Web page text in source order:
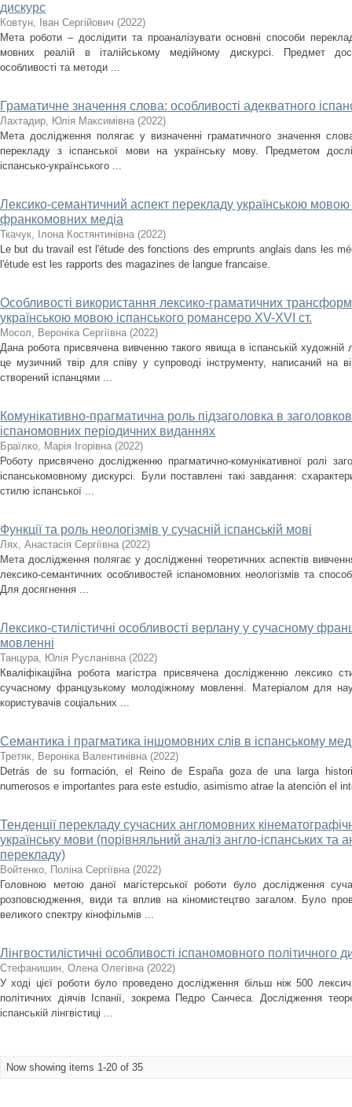
дискурс
Ковтун, Іван Сергійович (2022)
Мета роботи – дослідити та проаналізувати основні способи
мовних реалій в італійському медійному дискурсі. Предмет
особливості та методи ...
Граматичне значення слова: особливості адекватного
Лахтадир, Юлія Максимівна (2022)
Мета дослідження полягає у визначенні граматичного значення
перекладу з іспанської мови на українську мову. Предметом
іспансько-українського ...
Лексико-семантичний аспект перекладу українською мовою
франкомовних медіа
Ткачук, Ілона Костянтинівна (2022)
Le but du travail est l'étude des fonctions des emprunts anglais dans les
l'étude est les rapports des magazines de langue francaise.
Особливості використання лексико-граматичних
українською мовою іспанського романсеро XV-XVI ст.
Мосол, Вероніка Сергіївна (2022)
Дана робота присвячена вивченню такого явища в іспанській художній
це музичний твір для співу у супроводі інструменту, написаний на
створений іспанцями ...
Комунікативно-прагматична роль підзаголовка в
іспаномовних періодичних виданнях
Браїлко, Марія Ігорівна (2022)
Роботу присвячено дослідженню прагматично-комунікативної ролі
іспанськомовному дискурсі. Були поставлені такі завдання:
стилю іспанської ...
Функції та роль неологізмів у сучасній іспанській мові
Лях, Анастасія Сергіївна (2022)
Мета дослідження полягає у дослідженні теоретичних аспектів
лексико-семантичних особливостей іспаномовних неологізмів та
Для досягнення ...
Лексико-стилістичні особливості верлану у сучасному
мовленні
Танцура, Юлія Русланівна (2022)
Кваліфікаційна робота магістра присвячена дослідженню лексико
сучасному французькому молодіжному мовленні. Матеріалом для
користувачів соціальних ...
Семантика і прагматика іншомовних слів в іспанському
Третяк, Вероніка Валентинівна (2022)
Detrás de su formación, el Reino de España goza de una larga
numerosos e importantes para este estudio, asimismo atrae la atención el
Тенденції перекладу сучасних англомовних
українську мови (порівняльний аналіз англо-іспанських та
перекладу)
Войтенко, Поліна Сергіївна (2022)
Головною метою даної магістерської роботи було дослідження
розповсюдження, види та вплив на кіномистецтво загалом. Було
великого спектру кінофільмів ...
Лінгвостилістичні особливості іспаномовного політичного
Стефанишин, Олена Олегівна (2022)
У ході цієї роботи було проведено дослідження більш ніж 500
політичних діячів Іспанії, зокрема Педро Санчеса. Дослідження
іспанській лінгвістиці ...
Now showing items 1-20 of 35